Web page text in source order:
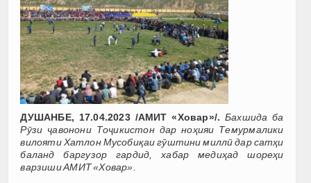
ДУШАНБЕ, 17.04.2023 /АМИТ «Ховар»/. Бахшида ба
Рӯзи ҷавонони Тоҷикистон дар ноҳияи Темурмалики
вилояти Хатлон Мусобиқаи гӯштини миллӣ дар сатҳи
баланд баргузор гардид, хабар медиҳад шореҳи
варзиши АМИТ «Ховар».